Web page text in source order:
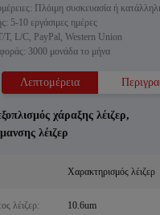
Πλόιμη συσκευασία ή
5-10 εργάσιμες ημέρες
T, L/C, PayPal, Western Union
3000 μονάδα το μήνα
Λεπτομέρεια
χάραξης λέιζερ,
λέιζερ
Χαρακτηρισμός λέιζερ
λέιζερ: 10.6um